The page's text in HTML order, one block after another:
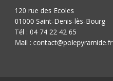
120 rue des Ecoles
01000 Saint-Denis-lès-Bourg
Tél : 04 74 22 42 65
Mail : contact@polepyramide.fr